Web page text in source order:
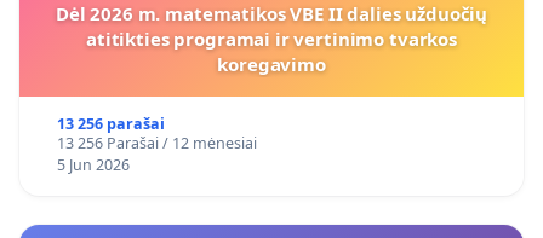
Dėl 2026 m. matematikos VBE II dalies užduočių
atitikties programai ir vertinimo tvarkos
koregavimo
13 256 parašai
13 256 Parašai / 12 mėnesiai
5 Jun 2026